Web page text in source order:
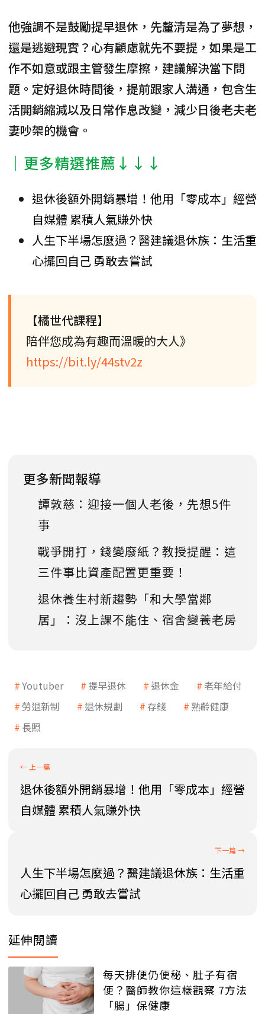
他強調不是鼓勵提早退休，先釐清是為了夢想，
還是逃避現實？心有顧慮就先不要提，如果是工
作不如意或跟主管發生摩擦，建議解決當下問
題。定好退休時間後，提前跟家人溝通，包含生
活開銷縮減以及日常作息改變，減少日後老夫老
妻吵架的機會。
│更多精選推薦↓↓↓
退休後額外開銷暴增！他用「零成本」經營
自媒體 累積人氣賺外快
人生下半場怎麼過？醫建議退休族：生活重
心擺回自己 勇敢去嘗試
【橘世代課程】
陪伴您成為有趣而溫暖的大人》
https://bit.ly/44stv2z
更多新聞報導
譚敦慈：迎接一個人老後，先想5件
事
戰爭開打，錢變廢紙？教授提醒：這
三件事比資產配置更重要！
退休養生村新趨勢「和大學當鄰
居」：沒上課不能住、宿舍變養老房
Youtuber 提早退休 退休金
老年給付
勞退新制
退休規劃 存錢
熟齡健康
長照
退休後額外開銷暴增！他用「零成本」經營
自媒體 累積人氣賺外快
人生下半場怎麼過？醫建議退休族：生活重
心擺回自己 勇敢去嘗試
延伸閱讀
每天排便仍便秘、肚子有宿
便？醫師教你這樣觀察 7方法
「腸」保健康